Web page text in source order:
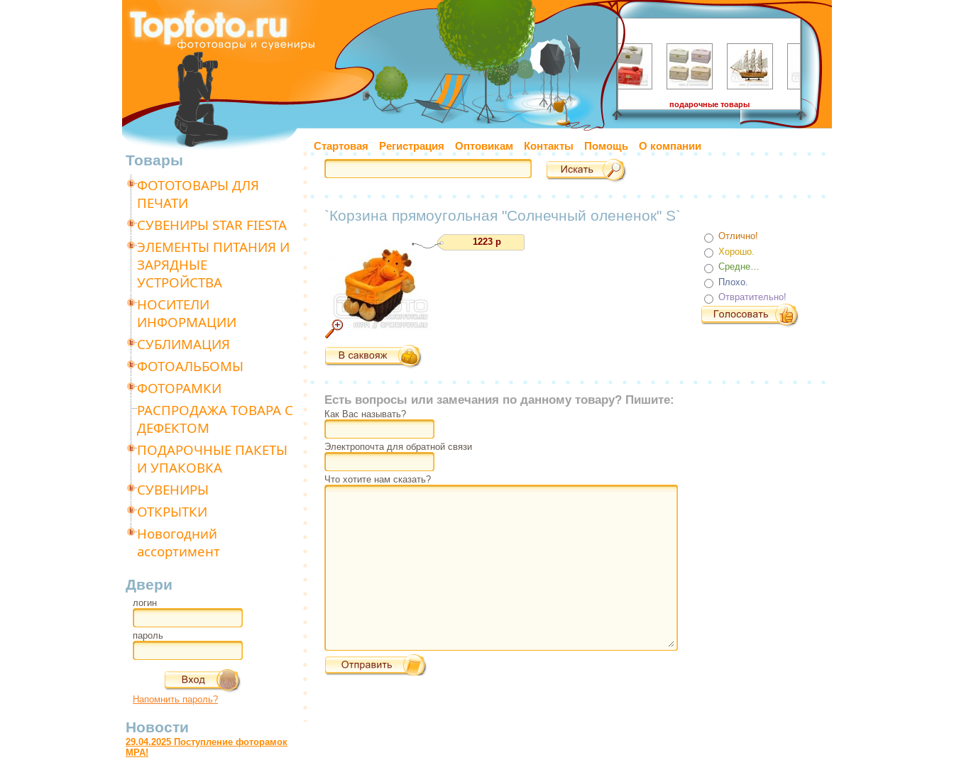
Стартовая Регистрация Оптовикам Контакты Помощь О компании
подарочные товары
Товары
ФОТОТОВАРЫ ДЛЯ
ПЕЧАТИ
СУВЕНИРЫ STAR FIESTA
ЭЛЕМЕНТЫ ПИТАНИЯ И
ЗАРЯДНЫЕ
УСТРОЙСТВА
НОСИТЕЛИ
ИНФОРМАЦИИ
СУБЛИМАЦИЯ
ФОТОАЛЬБОМЫ
ФОТОРАМКИ
РАСПРОДАЖА ТОВАРА С
ДЕФЕКТОМ
ПОДАРОЧНЫЕ ПАКЕТЫ
И УПАКОВКА
СУВЕНИРЫ
ОТКРЫТКИ
Новогодний
ассортимент
Двери
логин
пароль
Напомнить пароль?
Новости
29.04.2025 Поступление фоторамок
МРА!
`Корзина прямоугольная "Cолнечный олененок" S`
1223 р
Отлично!
Хорошо.
Средне…
Плохо.
Отвратительно!
Есть вопросы или замечания по данному товару? Пишите:
Как Вас называть?
Электропочта для обратной связи
Что хотите нам сказать?